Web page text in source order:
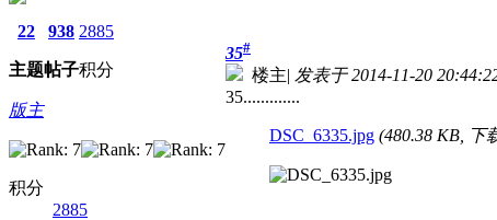
22
主题
938
帖子
2885
积分
版主
积分
2885
35#
楼主| 发表于 2014-11-20
35.............
DSC_6335.jpg (480.38 KB, 下